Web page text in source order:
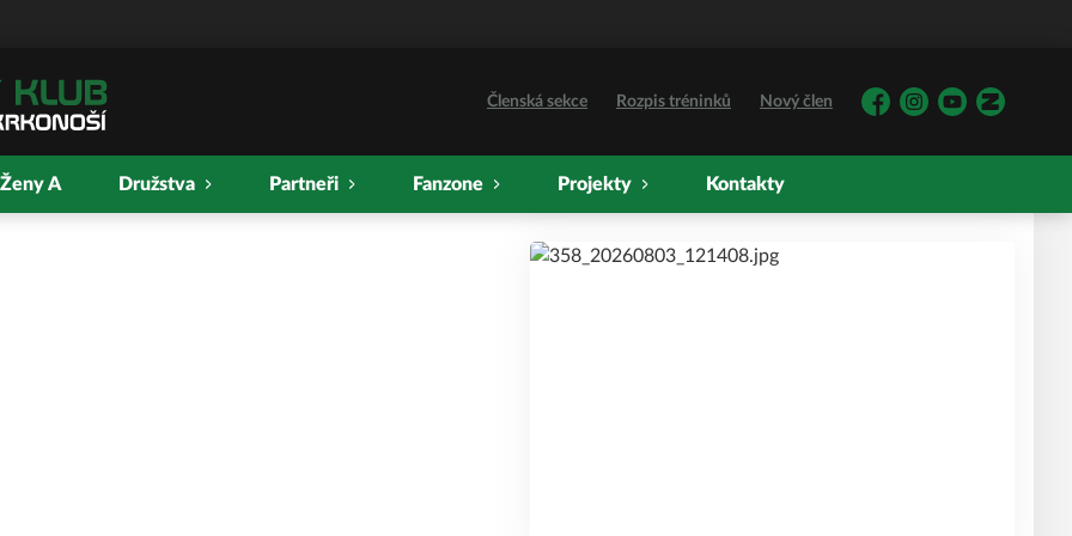
Členská sekce Rozpis tréninků Nový člen
FacebookInstagramYouTubeZonerama
Ženy A Družstva Partneři Fanzone Projekty Kontakty